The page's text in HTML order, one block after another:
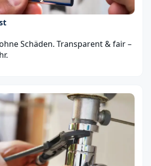
Schäden. Transparent & fair –